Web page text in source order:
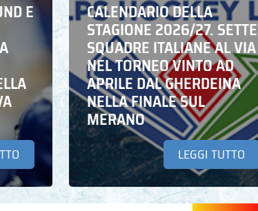
E CALENDARIO DELLA
STAGIONE 2026/27. SETTE
SQUADRE ITALIANE AL VIA
NEL TORNEO VINTO AD
APRILE DAL GHERDEINA
NELLA FINALE SUL
MERANO
LEGGI TUTTO